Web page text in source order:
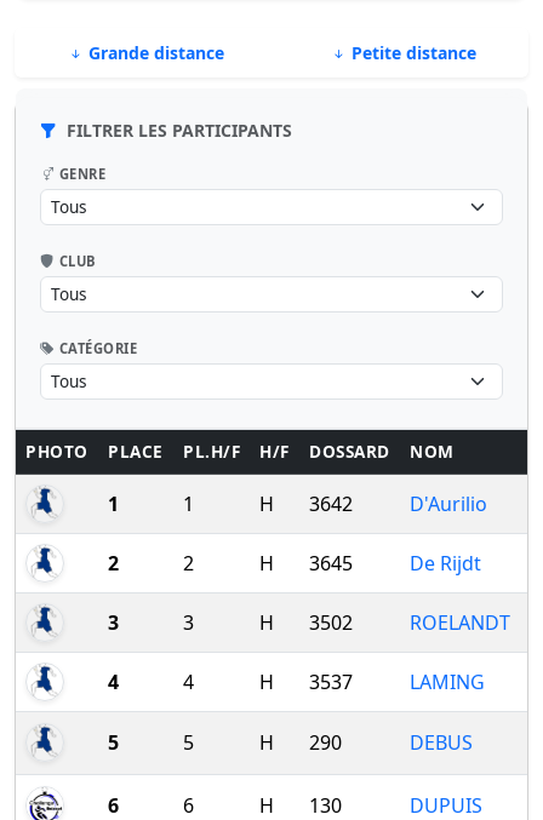
Grande distance Petite distance
FILTRER LES PARTICIPANTS
GENRE
CLUB
CATÉGORIE
PHOTO PLACE PL.H/F H/F DOSSARD NOM
1 1 H 3642 D'Aurilio
2 2 H 3645 De Rijdt
3 3 H 3502 ROELANDT
4 4 H 3537 LAMING
5 5 H 290 DEBUS
6 6 H 130 DUPUIS